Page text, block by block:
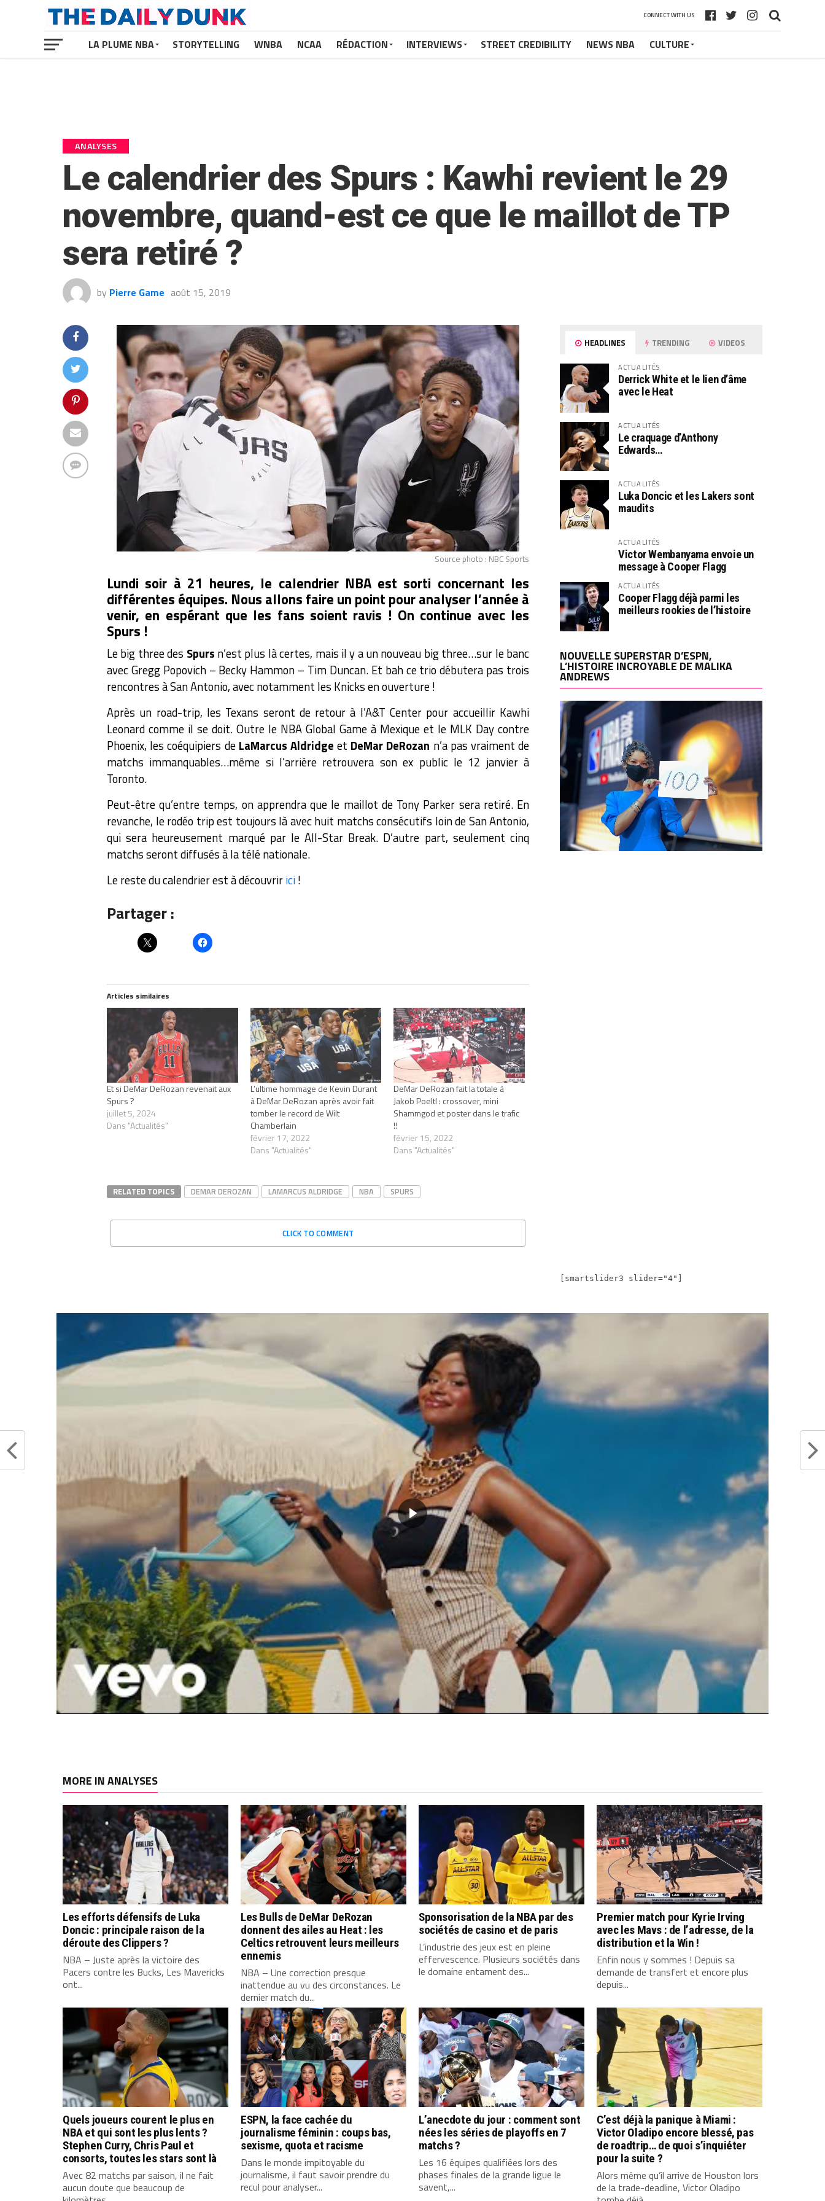
CONNECT WITH US
LA PLUME NBA STORYTELLING WNBA NCAA RÉDACTION INTERVIEWS STREET CREDIBILITY NEWS NBA CULTURE
ANALYSES
Le calendrier des Spurs : Kawhi revient le 29
novembre, quand-est ce que le maillot de TP
sera retiré ?
by Pierre Game août 15, 2019
Source photo : NBC Sports
Lundi soir à 21 heures, le calendrier NBA est sorti concernant les
différentes équipes. Nous allons faire un point pour analyser l’année à
venir, en espérant que les fans soient ravis ! On continue avec les
Spurs !
Le big three des Spurs n’est plus là certes, mais il y a un nouveau big three…sur le banc
avec Gregg Popovich – Becky Hammon – Tim Duncan. Et bah ce trio débutera pas trois
rencontres à San Antonio, avec notamment les Knicks en ouverture !
Après un road-trip, les Texans seront de retour à l’A&T Center pour accueillir Kawhi
Leonard comme il se doit. Outre le NBA Global Game à Mexique et le MLK Day contre
Phoenix, les coéquipiers de LaMarcus Aldridge et DeMar DeRozan n’a pas vraiment de
matchs immanquables…même si l’arrière retrouvera son ex public le 12 janvier à
Toronto.
Peut-être qu’entre temps, on apprendra que le maillot de Tony Parker sera retiré. En
revanche, le rodéo trip est toujours là avec huit matchs consécutifs loin de San Antonio,
qui sera heureusement marqué par le All-Star Break. D’autre part, seulement cinq
matchs seront diffusés à la télé nationale.
Le reste du calendrier est à découvririci!
Partager :
Articles similaires
Et si DeMar DeRozan revenait aux
Spurs ?
juillet 5, 2024
Dans "Actualités"
L’ultime hommage de Kevin Durant
à DeMar DeRozan après avoir fait
tomber le record de Wilt
Chamberlain
février 17, 2022
Dans "Actualités"
DeMar DeRozan fait la totale à
Jakob Poeltl : crossover, mini
Shammgod et poster dans le trafic
!!
février 15, 2022
Dans "Actualités"
RELATED TOPICS DEMAR DEROZAN LAMARCUS ALDRIDGE NBA SPURS
CLICK TO COMMENT
HEADLINES TRENDING VIDEOS
ACTUALITÉS
Derrick White et le lien d’âme
avec le Heat
ACTUALITÉS
Le craquage d’Anthony
Edwards…
ACTUALITÉS
Luka Doncic et les Lakers sont
maudits
ACTUALITÉS
Victor Wembanyama envoie un
message à Cooper Flagg
ACTUALITÉS
Cooper Flagg déjà parmi les
meilleurs rookies de l’histoire
NOUVELLE SUPERSTAR D’ESPN,
L’HISTOIRE INCROYABLE DE MALIKA
ANDREWS
[smartslider3 slider="4"]
MORE IN ANALYSES
Les efforts défensifs de Luka
Doncic : principale raison de la
déroute des Clippers ?
NBA – Juste après la victoire des
Pacers contre les Bucks, Les Mavericks
ont...
Les Bulls de DeMar DeRozan
donnent des ailes au Heat : les
Celtics retrouvent leurs meilleurs
ennemis
NBA – Une correction presque
inattendue au vu des circonstances. Le
dernier match du...
Sponsorisation de la NBA par des
sociétés de casino et de paris
L’industrie des jeux est en pleine
effervescence. Plusieurs sociétés dans
le domaine entament des...
Premier match pour Kyrie Irving
avec les Mavs : de l’adresse, de la
distribution et la Win !
Enfin nous y sommes ! Depuis sa
demande de transfert et encore plus
depuis...
Quels joueurs courent le plus en
NBA et qui sont les plus lents ?
Stephen Curry, Chris Paul et
consorts, toutes les stars sont là
Avec 82 matchs par saison, il ne fait
aucun doute que beaucoup de
ESPN, la face cachée du
journalisme féminin : coups bas,
sexisme, quota et racisme
Dans le monde impitoyable du
journalisme, il faut savoir prendre du
recul pour analyser...
L’anecdote du jour : comment sont
nées les séries de playoffs en 7
matchs ?
Les 16 équipes qualifiées lors des
phases finales de la grande ligue le
savent,...
C’est déjà la panique à Miami :
Victor Oladipo encore blessé, pas
de roadtrip… de quoi s’inquiéter
pour la suite ?
Alors même qu’il arrive de Houston lors
de la trade-deadline, Victor Oladipo